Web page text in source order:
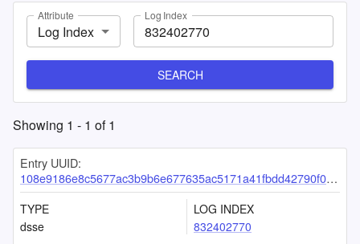
Attribute
Log Index
Log Index
SEARCH
Showing 1 - 1 of1
Entry UUID:
108e9186e8c5677ac3b9b6e677635ac5171a41fbdd42790f0cd0fa71247abceafbe9ba70017936a7
TYPE
dsse
LOG INDEX
832402770